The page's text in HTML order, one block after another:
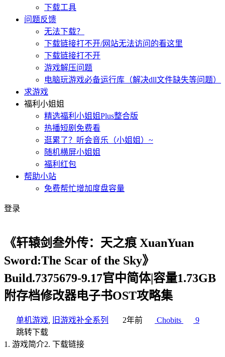
下载工具
问题反馈
无法下载？
下载链接打不开/网站无法访问的看这里
下载链接打不开
游戏解压问题
电脑玩游戏必备运行库（解决dll文件缺失等问题）
求游戏
福利小姐姐
精选福利小姐姐Plus整合版
热播短剧免费看
逛累了？听会音乐（小姐姐）~
随机横屏小姐姐
福利红包
帮助小站
免费帮忙增加度盘容量
登录
《轩辕剑叁外传：天之痕 XuanYuan
Sword:The Scar of the Sky》
Build.7375679-9.17官中简体|容量1.73GB
附存档修改器电子书OST攻略集
单机游戏 旧游戏补全系列 2年前 Chobits
9
跳转下载
1 . 游戏简介2. 下载链接